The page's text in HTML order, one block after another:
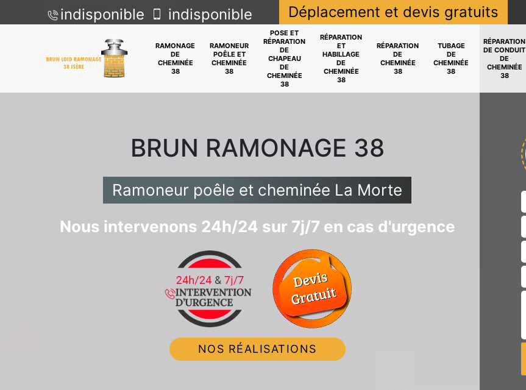
indisponible indisponible Déplacement et devis gratuits
RAMONAGE
DE
CHEMINÉE
38
RAMONEUR
POÊLE ET
CHEMINÉE
38
POSE ET
RÉPARATION
DE
CHAPEAU
DE
CHEMINÉE
38
RÉPARATION
ET
HABILLAGE
DE
CHEMINÉE
38
RÉPARATION
DE
CHEMINÉE
38
TUBAGE
DE
CHEMINÉE
38
RÉPARATION
DE CONDUIT
DE
CHEMINÉE
38
BRUN RAMONAGE 38
Ramoneur poêle et cheminée La Morte
Nous intervenons 24h/24 sur 7j/7 en cas d'urgence
NOS RÉALISATIONS